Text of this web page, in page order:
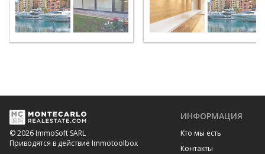
© 2026 ImmoSoft SARL
Приводятся в действие Immotoolbox
ИНФОРМАЦИЯ
Кто мы есть
Контакты